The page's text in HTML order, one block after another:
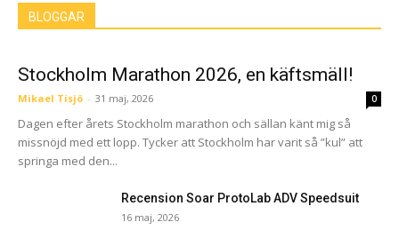
BLOGGAR
Stockholm Marathon 2026, en käftsmäll!
Mikael Tisjö - 31 maj, 2026 0
Dagen efter årets Stockholm marathon och sällan känt mig så
missnöjd med ett lopp. Tycker att Stockholm har varit så ”kul” att
springa med den...
Recension Soar ProtoLab ADV Speedsuit
16 maj, 2026